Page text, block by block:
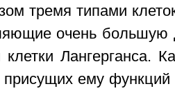
тремя типами
очень большую
Лангерганса.
присущих ему